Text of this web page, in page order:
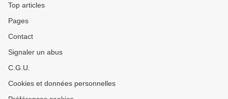
Top articles
Pages
Contact
Signaler un abus
C.G.U.
Cookies et données personnelles